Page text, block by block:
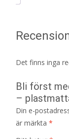
Det finns inga
Bli först
–
Din e-
är märkta *